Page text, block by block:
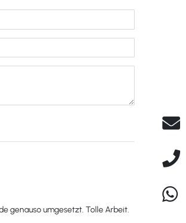
genauso umgesetzt. Tolle Arbeit.